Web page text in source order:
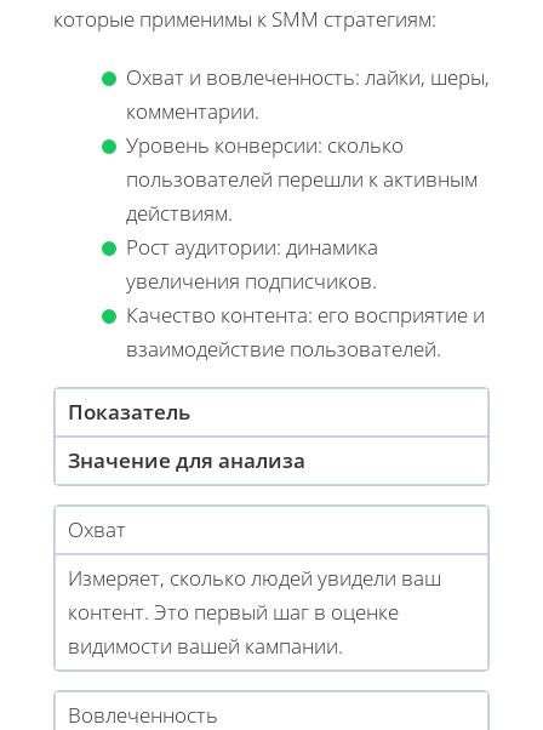
которые применимы к SMM стратегиям:
Охват и вовлеченность: лайки, шеры,
комментарии.
Уровень конверсии: сколько
пользователей перешли к активным
действиям.
Рост аудитории: динамика
увеличения подписчиков.
Качество контента: его восприятие и
взаимодействие пользователей.
Показатель
Значение для анализа
Охват
Измеряет, сколько людей увидели ваш
контент. Это первый шаг в оценке
видимости вашей кампании.
Вовлеченность